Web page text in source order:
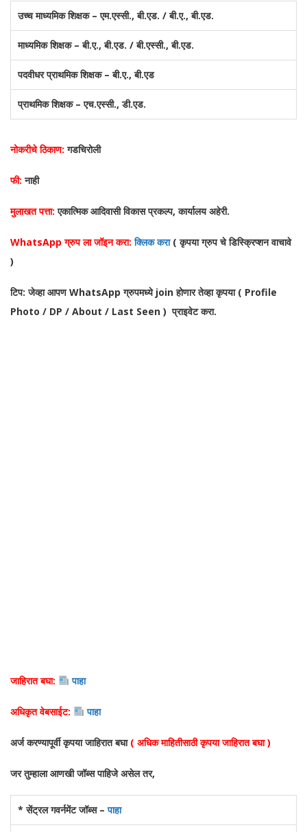
उच्च माध्यमिक शिक्षक – एम.एस्सी., बी.एड. / बी.ए., बी.एड.
माध्यमिक शिक्षक – बी.ए., बी.एड. / बी.एस्सी., बी.एड.
पदवीधर प्राथमिक शिक्षक – बी.ए., बी.एड
प्राथमिक शिक्षक – एच.एस्सी., डी.एड.
नोकरीचे ठिकाण: गडचिरोली
फी: नाही
मुलाखत पत्ता:एकात्मिक आदिवासी विकास प्रकल्प, कार्यालय अहेरी.
WhatsApp ग्रुप ला जॉइन करा: क्लिक करा ( कृपया ग्रुप चे डिस्क्रिप्शन वाचावे
)
टिप: जेव्हा आपण WhatsApp ग्रुपमध्ये join होणार तेव्हा कृपया ( Profile
Photo / DP / About / Last Seen ) प्राइवेट करा.
जाहिरात बघा: पाहा
अधिकृत वेबसाईट: पाहा
अर्ज करण्यापूर्वी कृपया जाहिरात बघा ( अधिक माहितीसाठी कृपया जाहिरात बघा )
जर तुम्हाला आणखी जॉब्स पाहिजे असेल तर,
* सेंट्रल गवर्नमेंट जॉब्स –पाहा